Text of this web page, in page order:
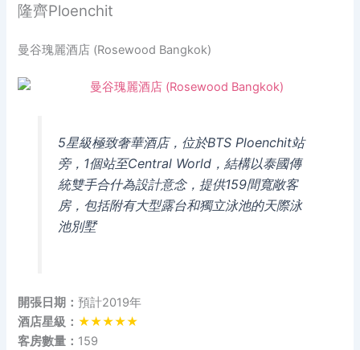
隆齊Ploenchit
曼谷瑰麗酒店 (Rosewood Bangkok)
5星級極致奢華酒店，位於BTS Ploenchit站
旁，1個站至Central World，結構以泰國傳
統雙手合什為設計意念，提供159間寬敞客
房，包括附有大型露台和獨立泳池的天際泳
池別墅
開張日期：預計2019年
酒店星級： ★★★★★
客房數量： 159